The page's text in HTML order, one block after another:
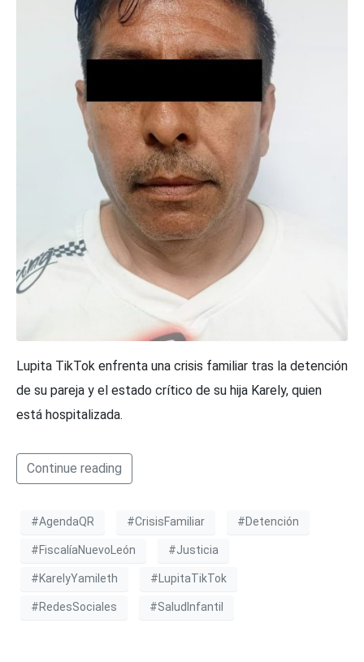
Lupita TikTok enfrenta una crisis familiar tras la detención
de su pareja y el estado crítico de su hija Karely, quien
está hospitalizada.
Continue reading
#AgendaQR #CrisisFamiliar #Detención
#FiscalíaNuevoLeón #Justicia
#KarelyYamileth #LupitaTikTok
#RedesSociales #SaludInfantil